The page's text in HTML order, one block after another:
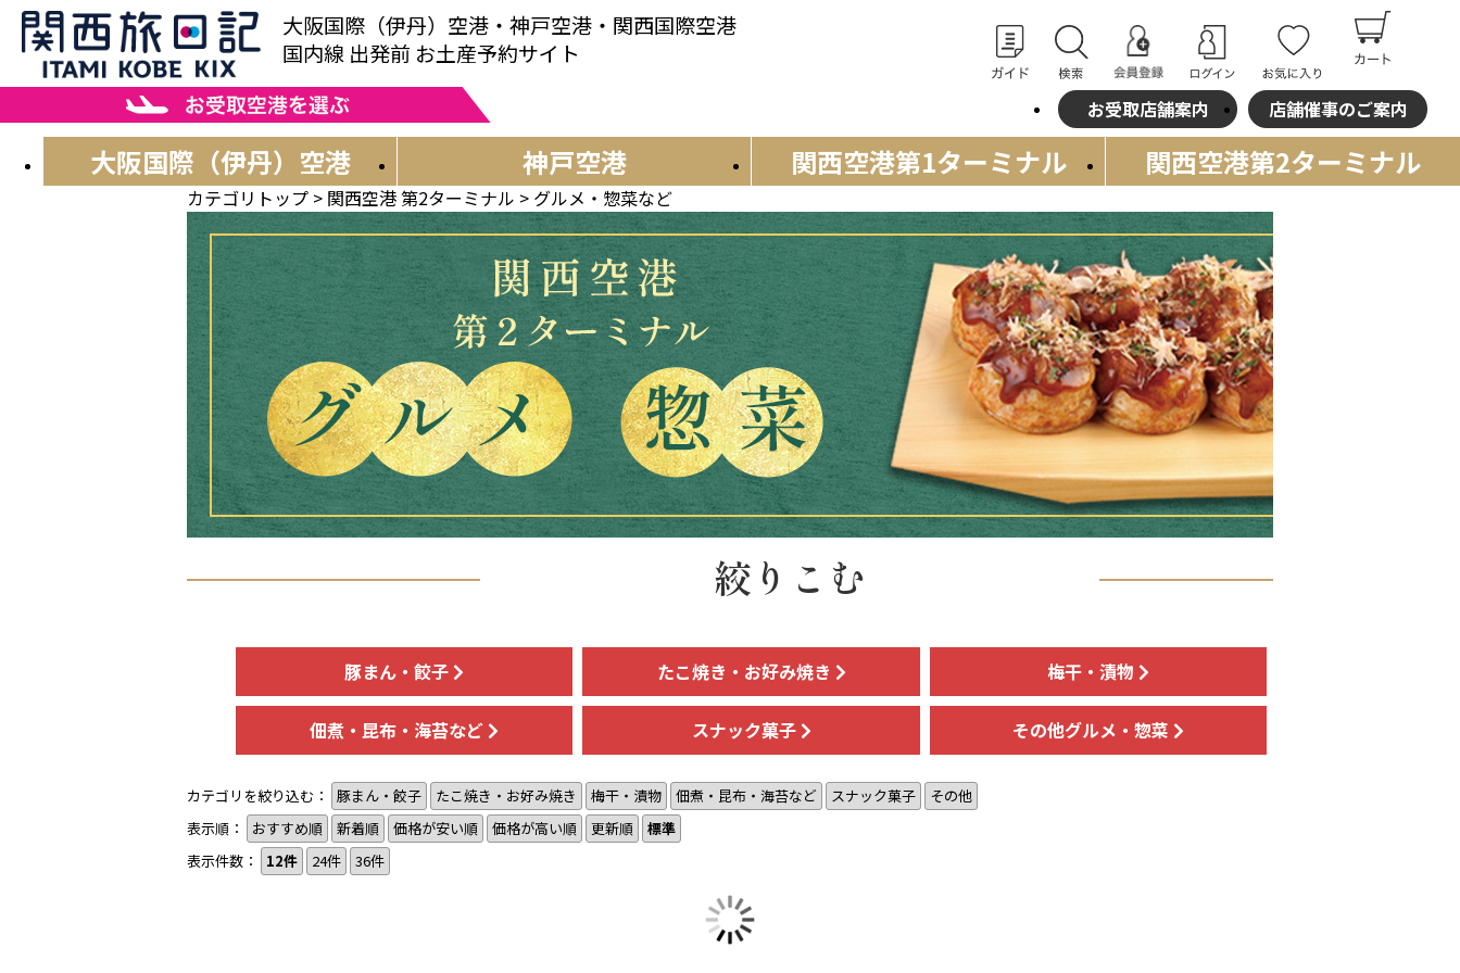
大阪国際（伊丹）空港・神戸空港・関西国際空港
国内線 出発前 お土産予約サイト
お受取店舗案内 店舗催事のご案内
大阪国際 （伊丹）空港 神戸空港 関西空港第1ターミナル 関西空港第2ターミナル
カテゴリトップ > 関西空港 第2ターミナル > グルメ・惣菜など
絞りこむ
豚まん・餃子 たこ焼き・お好み焼き 梅干・漬物
佃煮・昆布・海苔など スナック菓子 その他グルメ・惣菜
カテゴリを絞り込む： 豚まん・餃子 たこ焼き・お好み焼き 梅干・漬物 佃煮・昆布・海苔など スナック菓子
その他
表示順：
おすすめ順 新着順 価格が安い順 価格が高い順 更新順
標準
表示件数：
12件 24件 36件